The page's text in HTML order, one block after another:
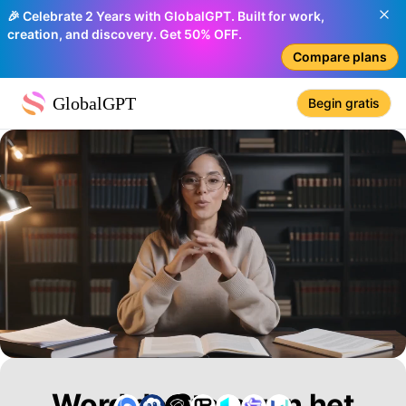
🎉 Celebrate 2 Years with GlobalGPT. Built for work,
creation, and discovery. Get 50% OFF.
Compare plans
GlobalGPT Begin gratis